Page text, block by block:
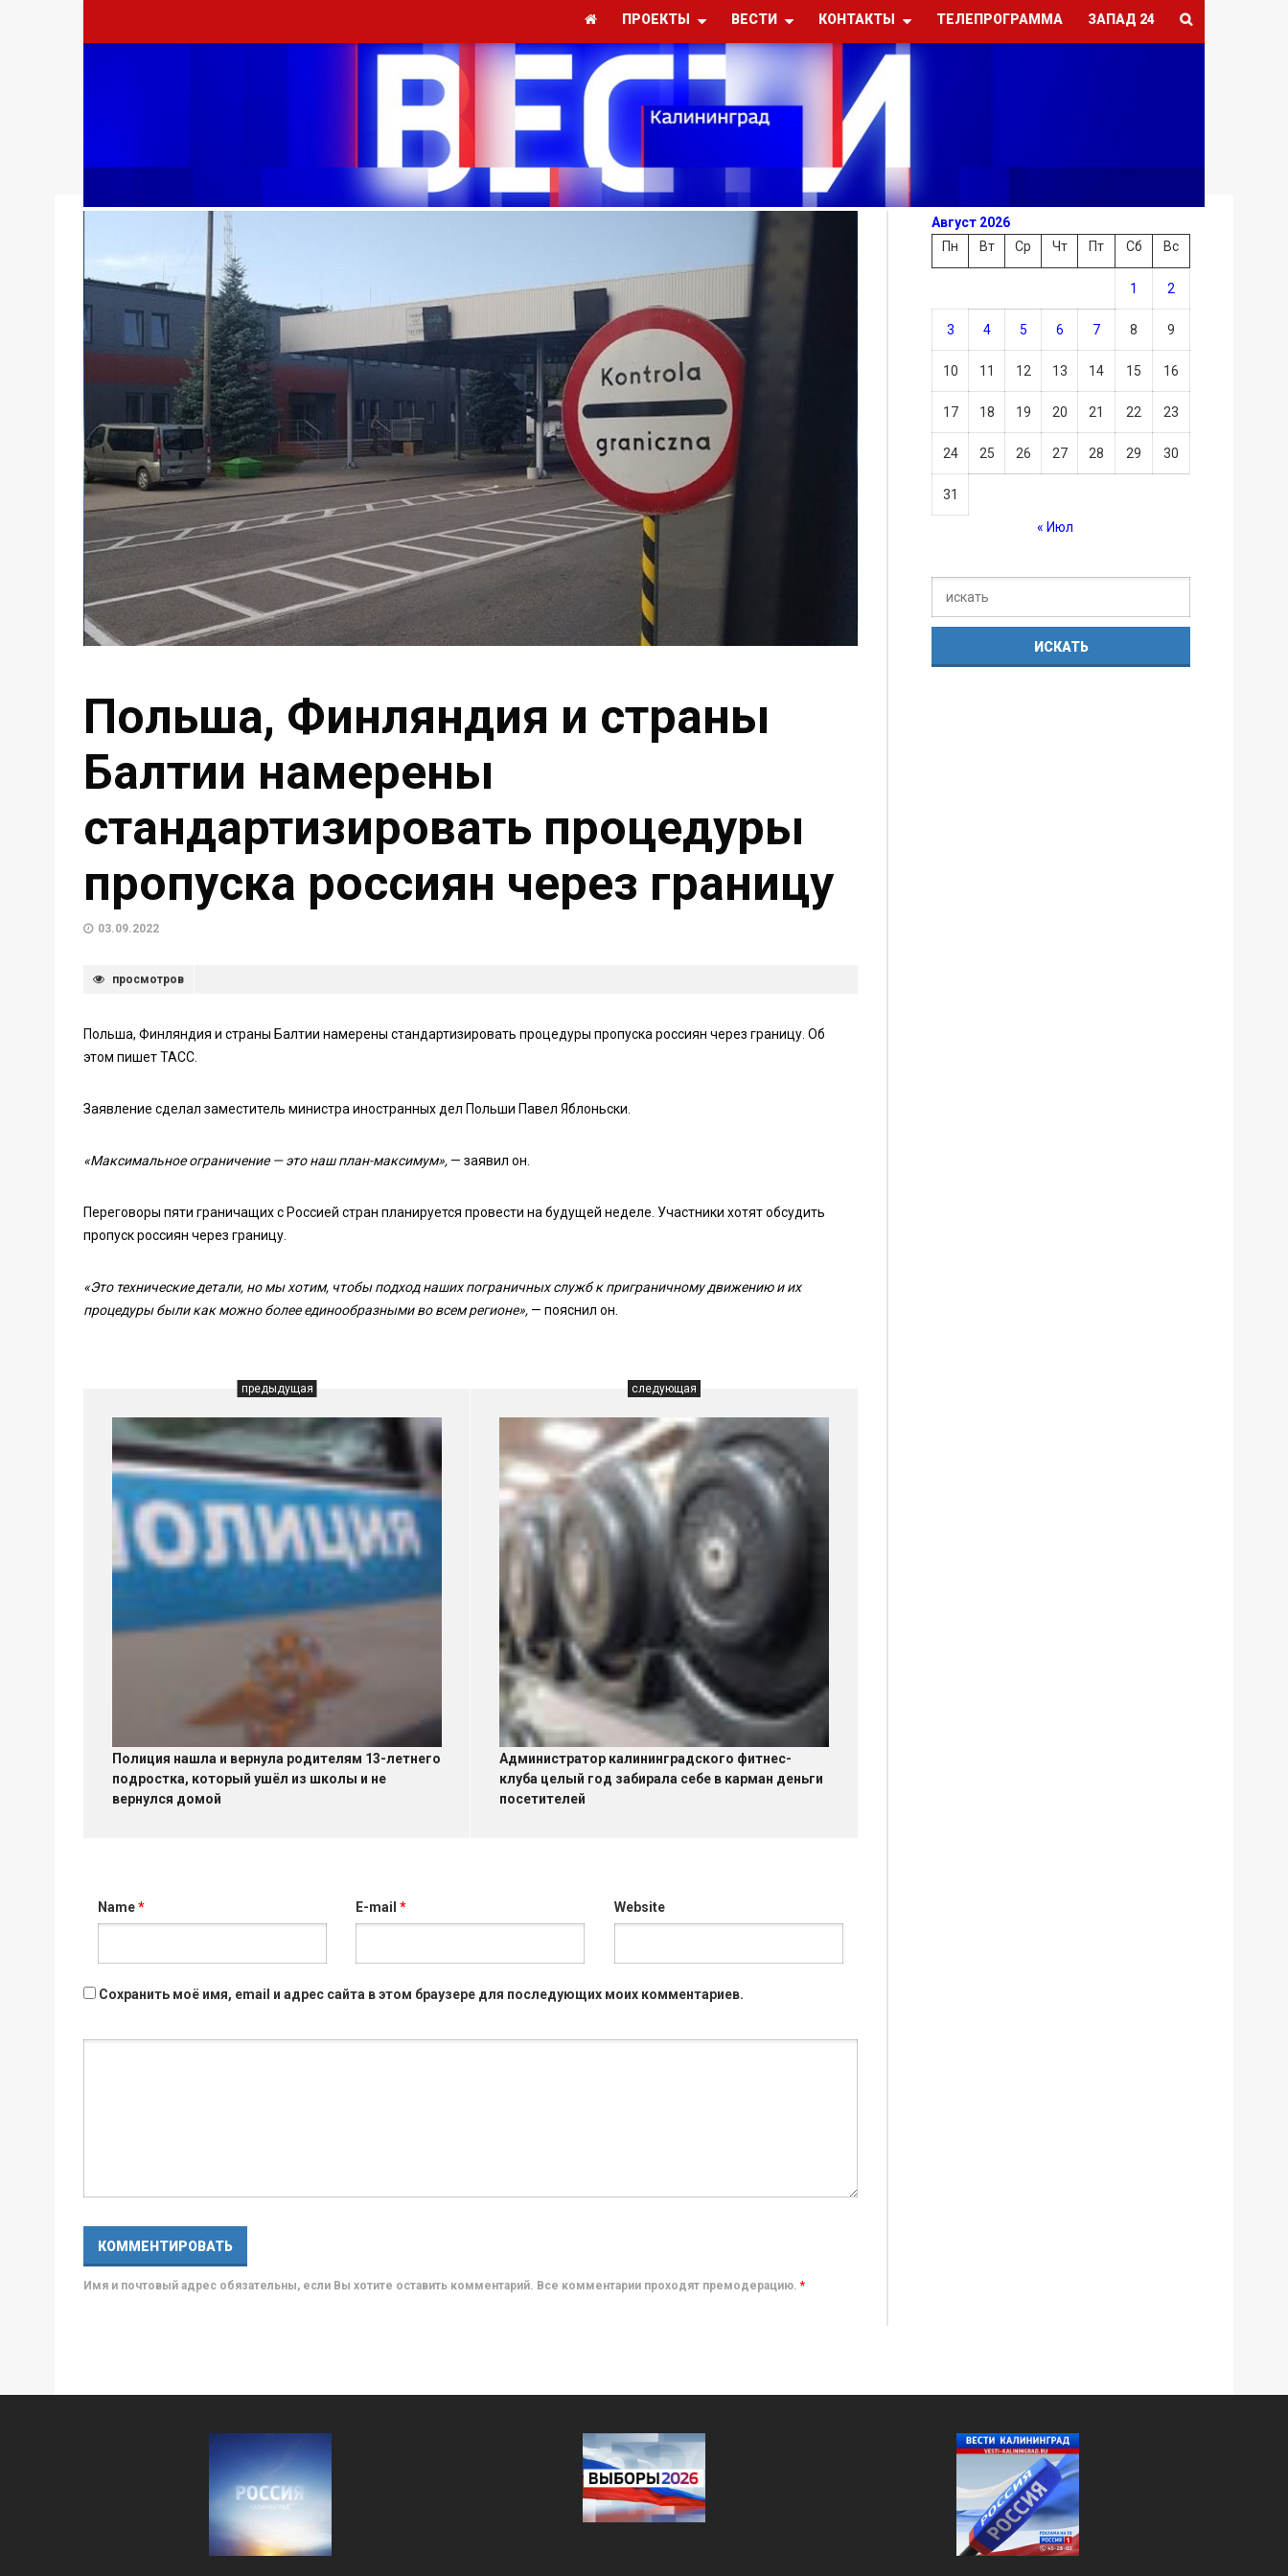
ПРОЕКТЫ ВЕСТИ КОНТАКТЫ ТЕЛЕПРОГРАММА ЗАПАД 24
Польша, Финляндия и страны
Балтии намерены
стандартизировать процедуры
пропуска россиян через границу
03.09.2022
просмотров
Польша, Финляндия и страны Балтии намерены стандартизировать процедуры пропуска россиян через границу. Об
этом пишет ТАСС.
Заявление сделал заместитель министра иностранных дел Польши Павел Яблоньски.
«Максимальное ограничение — это наш план-максимум», — заявил он.
Переговоры пяти граничащих с Россией стран планируется провести на будущей неделе. Участники хотят обсудить
пропуск россиян через границу.
«Это технические детали, но мы хотим, чтобы подход наших пограничных служб к приграничному движению и их
процедуры были как можно более единообразными во всем регионе», — пояснил он.
предыдущая
Полиция нашла и вернула родителям 13-летнего
подростка, который ушёл из школы и не
вернулся домой
следующая
Администратор калининградского фитнес-
клуба целый год забирала себе в карман деньги
посетителей
Name* E-mail* Website
Сохранить моё имя, email и адрес сайта в этом браузере для последующих моих комментариев.
Имя и почтовый адрес обязательны, если Вы хотите оставить комментарий. Все комментарии проходят премодерацию. *
Август 2026
Пн
Вт Ср Чт Пт Сб Вс
1 2
3 4 5 6 7 8 9
10 11 12 13 14 15 16
17 18 19 20 21 22 23
24 25 26 27 28 29 30
31
« Июл